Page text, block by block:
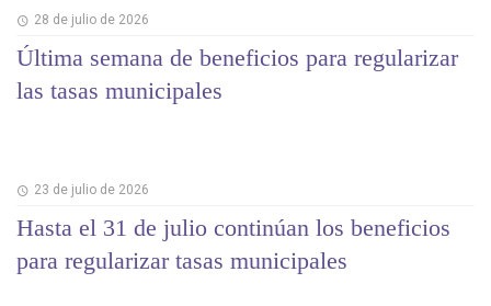
28 de julio de 2026
Última semana de beneficios para regularizar
las tasas municipales
23 de julio de 2026
Hasta el 31 de julio continúan los beneficios
para regularizar tasas municipales